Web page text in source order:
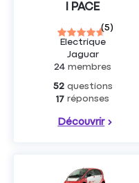
I PACE
(5)
Electrique
Jaguar
24 membres
52 questions
17 réponses
Découvrir